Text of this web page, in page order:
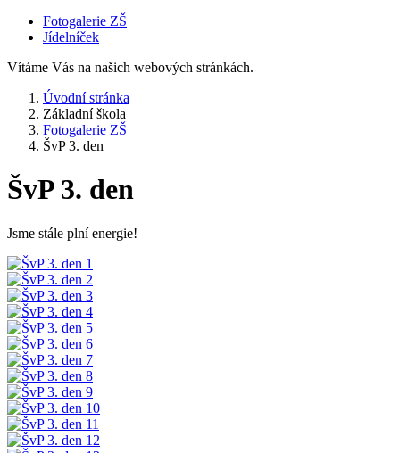
Fotogalerie ZŠ
Jídelníček
Vítáme Vás na našich webových stránkách.
Úvodní stránka
Základní škola
Fotogalerie ZŠ
ŠvP 3. den
ŠvP 3. den
Jsme stále plní energie!